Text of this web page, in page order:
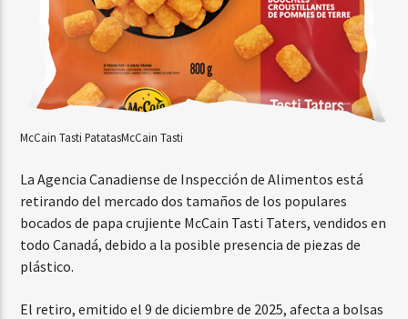
McCain Tasti PatatasMcCain Tasti
La Agencia Canadiense de Inspección de Alimentos está
retirando del mercado dos tamaños de los populares
bocados de papa crujiente McCain Tasti Taters, vendidos en
todo Canadá, debido a la posible presencia de piezas de
plástico.
El retiro, emitido el 9 de diciembre de 2025, afecta a bolsas